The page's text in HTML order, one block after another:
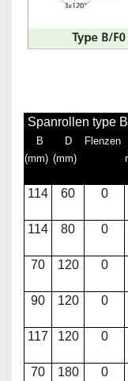
Spanrollen type
B
(mm)
D
(mm)
Flenzen
114 60 0
114 80 0
70 120 0
90 120 0
117 120 0
70 180 0